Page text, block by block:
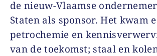
de nieuw-Vlaamse
Staten als sponsor. Het kwam
petrochemie en
van de toekomst; staal en